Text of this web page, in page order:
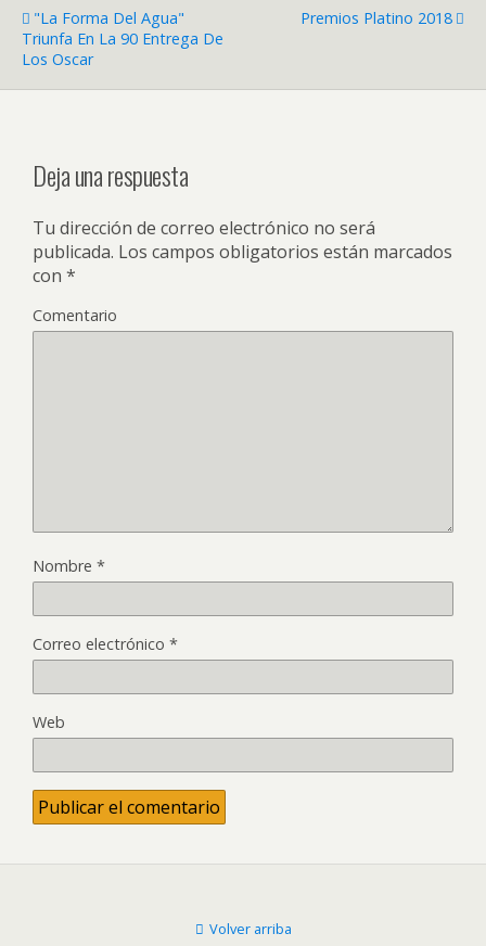
"La Forma Del Agua"
Triunfa En La 90 Entrega De
Los Oscar
Premios Platino 2018
Deja una respuesta
Tu dirección de correo electrónico no será
publicada. Los campos obligatorios están marcados
con *
Comentario
Nombre *
Correo electrónico *
Web
Volver arriba